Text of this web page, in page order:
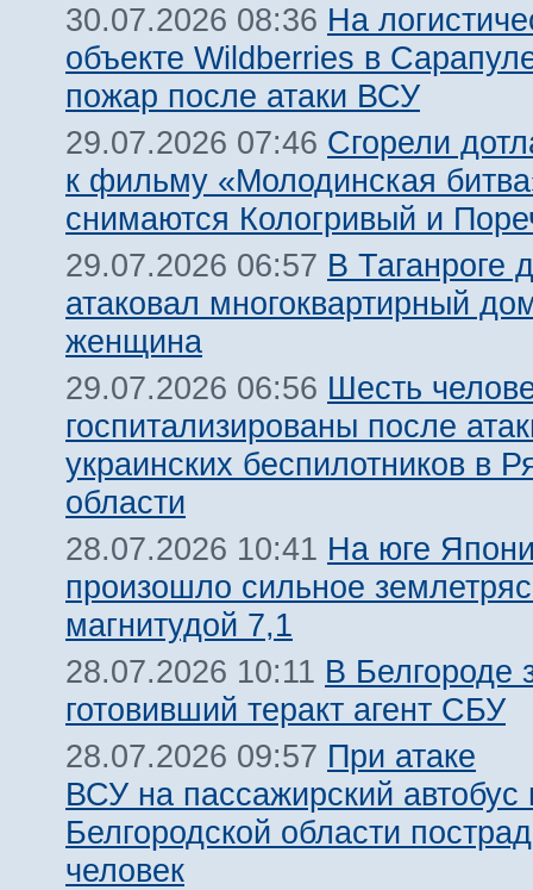
30.07.2026 08:36 На
объекте Wildberries в
пожар после атаки ВСУ
29.07.2026 07:46 Сгорели
к фильму «Молодинская
снимаются Кологривый и
29.07.2026 06:57 В Таганроге
атаковал многоквартирный
женщина
29.07.2026 06:56 Шесть
госпитализированы после
украинских беспилотников в
области
28.07.2026 10:41 На юге
произошло сильное
магнитудой 7,1
28.07.2026 10:11 В Белгороде
готовивший теракт агент СБУ
28.07.2026 09:57 При атаке
ВСУ на пассажирский автобус
Белгородской области
человек